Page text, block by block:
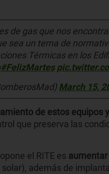
de gas que nos
sea un tema de
Térmicas en los
#FelizMartes
March 15,
de estos equipos
que preserva las
el RITE es
además de